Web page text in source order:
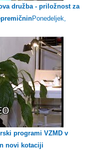
družba - priložnost za
Ponedeljek,
programi VZMD v
novi kotaciji